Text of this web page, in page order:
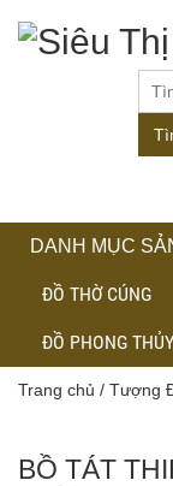
ĐỒ THỜ CÚNG
ĐỒ PHONG THỦY
Trang chủ / Tượng
BỒ TÁT